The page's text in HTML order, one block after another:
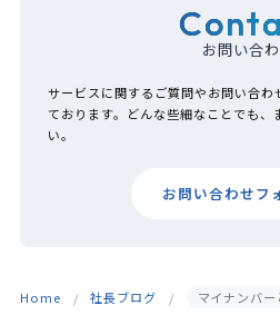
お問い合
サービスに関するご質問やお問い合わ
ております。どんな些細なことでも、
い。
お問い合わせフ
Home 社長ブログ マイナンバ